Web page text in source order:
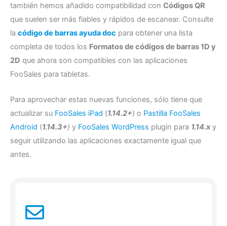
también hemos añadido compatibilidad con Códigos QR
que suelen ser más fiables y rápidos de escanear. Consulte
la código de barras ayuda doc para obtener una lista
completa de todos los Formatos de códigos de barras 1D y
2D que ahora son compatibles con las aplicaciones
FooSales para tabletas.
Para aprovechar estas nuevas funciones, sólo tiene que
actualizar su FooSales iPad (1.14.2+) o Pastilla FooSales
Android (1.14.3+) y FooSales WordPress plugin para 1.14.xy
seguir utilizando las aplicaciones exactamente igual que
antes.